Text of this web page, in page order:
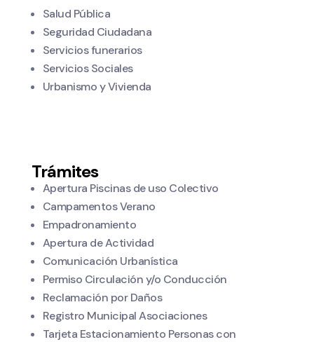
Salud Pública
Seguridad Ciudadana
Servicios funerarios
Servicios Sociales
Urbanismo y Vivienda
Trámites
Apertura Piscinas de uso Colectivo
Campamentos Verano
Empadronamiento
Apertura de Actividad
Comunicación Urbanística
Permiso Circulación y/o Conducción
Reclamación por Daños
Registro Municipal Asociaciones
Tarjeta Estacionamiento Personas con